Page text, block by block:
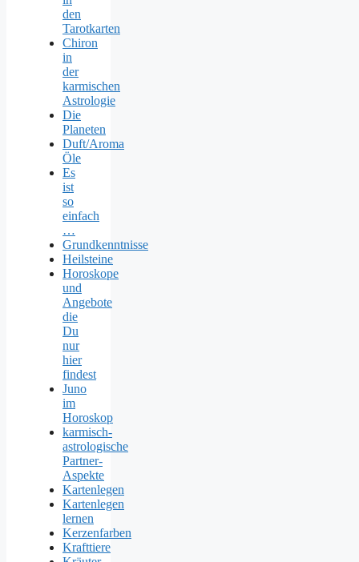
den
Tarotkarten
Chiron
in
der
karmischen
Astrologie
Die
Planeten
Duft/Aroma
Öle
Es
ist
so
einfach
…
Grundkenntnisse
Heilsteine
Horoskope
und
Angebote
die
Du
nur
hier
findest
Juno
im
Horoskop
karmisch-
astrologische
Partner-
Aspekte
Kartenlegen
Kartenlegen
lernen
Kerzenfarben
Krafttiere